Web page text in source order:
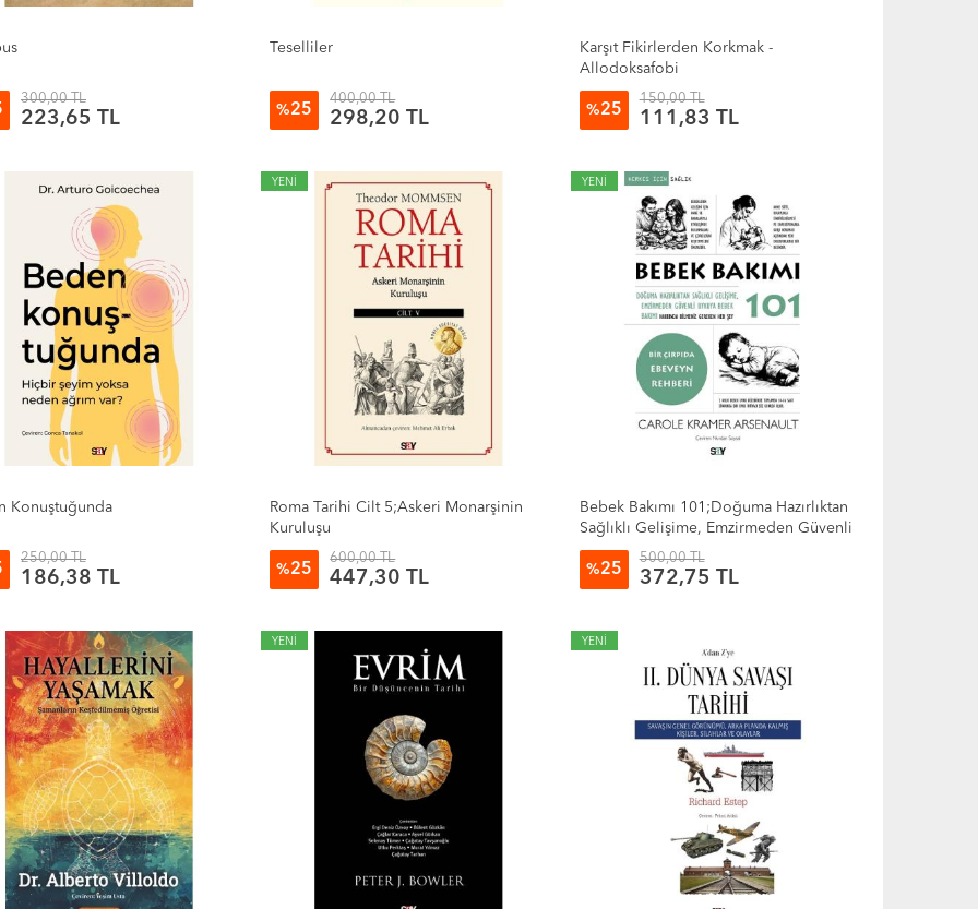
300,00 TL
223,65 TL
Teselliler
%25
400,00 TL
298,20 TL
Karşıt Fikirlerden Korkmak -
Allodoksafobi
%25
150,00 TL
111,83 TL
Konuştuğunda
250,00 TL
186,38 TL
YENİ
Roma Tarihi Cilt 5;Askeri Monarşinin
Kuruluşu
%25
600,00 TL
447,30 TL
YENİ
Bebek Bakımı 101;Doğuma Hazırlıktan
Sağlıklı Gelişime, Emzirmeden Güvenli
Uykuya Bebek Bakımı Hakkında
Bilmeniz Gereken Her Şey
%25
500,00 TL
372,75 TL
YENİ YENİ